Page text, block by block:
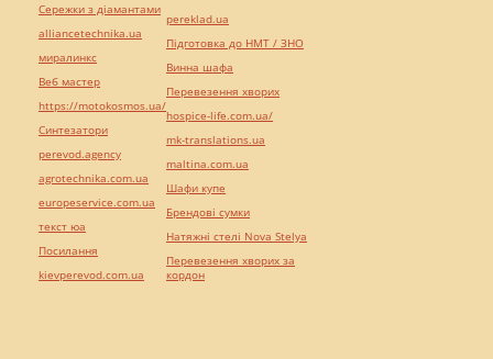
Сережки з діамантами
alliancetechnika.ua
миралинкс
Веб мастер
https://motokosmos.ua/
Синтезатори
perevod.agency
agrotechnika.com.ua
europeservice.com.ua
текст юа
Посилання
kievperevod.com.ua
pereklad.ua
Підготовка до НМТ / ЗНО
Винна шафа
Перевезення хворих
hospice-life.com.ua/
mk-translations.ua
maltina.com.ua
Шафи купе
Брендові сумки
Натяжні стелі Nova Stelya
Перевезення хворих за
кордон